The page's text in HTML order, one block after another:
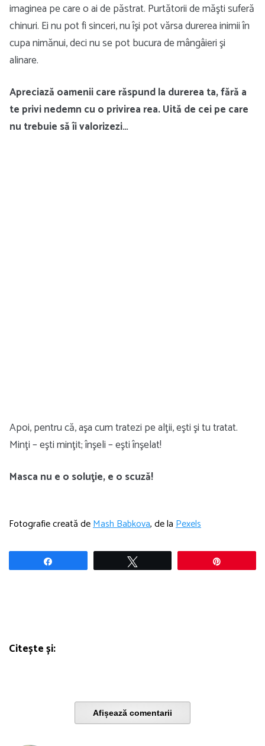
imaginea pe care o ai de păstrat. Purtătorii de măşti suferă
chinuri. Ei nu pot fi sinceri, nu îşi pot vărsa durerea inimii în
cupa nimănui, deci nu se pot bucura de mângâieri şi
alinare.
Apreciază oamenii care răspund la durerea ta, fără a
te privi nedemn cu o privirea rea. Uită de cei pe care
nu trebuie să îi valorizezi…
Apoi, pentru că, aşa cum tratezi pe alţii, eşti şi tu tratat.
Minţi – eşti minţit; înşeli – eşti înşelat!
Masca nu e o soluţie, e o scuză!
Fotografie creată deMash Babkova, de laPexels
Citește și:
Afișează comentarii